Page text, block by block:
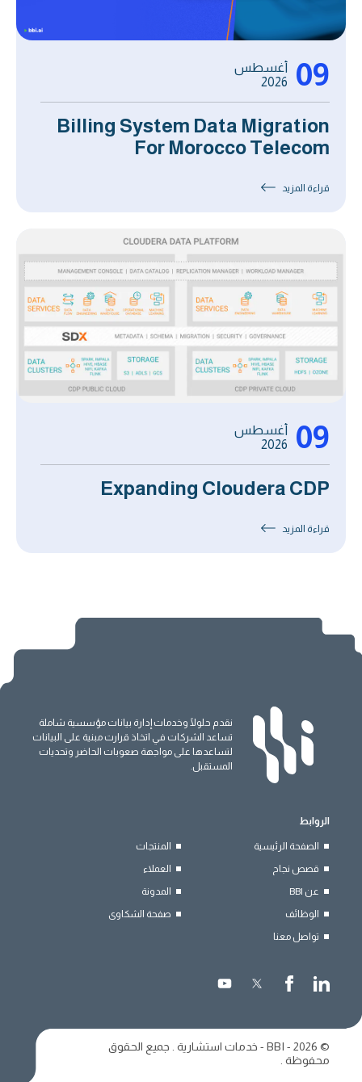
09
أغسطس
2026
Billing System Data Migration
For Morocco Telecom
قراءة المزيد
09
أغسطس
2026
Expanding Cloudera CDP
قراءة المزيد
نقدم حلولًا وخدمات إدارة بيانات مؤسسية شاملة
تساعد الشركات في اتخاذ قرارت مبنية على البيانات
لتساعدها على مواجهة صعوبات الحاضر وتحديات
المستقبل.
الروابط
الصفحة الرئيسية
المنتجات
قصص نجاح
العملاء
عن BBI
المدونة
الوظائف
صفحة الشكاوى
تواصل معنا
© 2026 - BBI - خدمات استشارية . جميع الحقوق
محفوظة .